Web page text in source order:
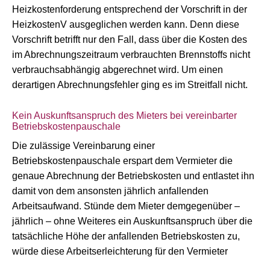
Heizkostenforderung entsprechend der Vorschrift in der
HeizkostenV ausgeglichen werden kann. Denn diese
Vorschrift betrifft nur den Fall, dass über die Kosten des
im Abrechnungszeitraum verbrauchten Brennstoffs nicht
verbrauchsabhängig abgerechnet wird. Um einen
derartigen Abrechnungsfehler ging es im Streitfall nicht.
Kein Auskunftsanspruch des Mieters bei vereinbarter
Betriebskostenpauschale
Die zulässige Vereinbarung einer
Betriebskostenpauschale erspart dem Vermieter die
genaue Abrechnung der Betriebskosten und entlastet ihn
damit von dem ansonsten jährlich anfallenden
Arbeitsaufwand. Stünde dem Mieter demgegenüber –
jährlich – ohne Weiteres ein Auskunftsanspruch über die
tatsächliche Höhe der anfallenden Betriebskosten zu,
würde diese Arbeitserleichterung für den Vermieter